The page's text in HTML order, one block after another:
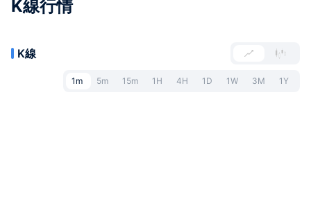
K線行情
K線
1m 5m 15m 1H 4H 1D 1W 3M 1Y